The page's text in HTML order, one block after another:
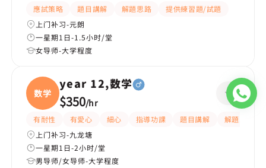
應試策略 題目講解 解題思路
提供練習題/試題
上门补习-元朗
一星期1日-1.5小时/堂
女导师-大学程度
数学
year 12,数学
$350/hr
有耐性 有愛心 細心 指導功課 題目講解
解題思路
上门补习-九龙塘
一星期1日-2小时/堂
男导师/女导师-大学程度